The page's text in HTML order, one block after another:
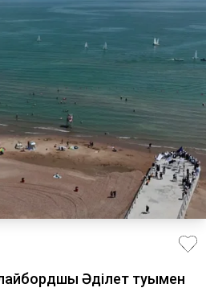
Әділет туымен